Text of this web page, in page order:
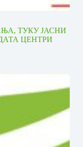
ТУКУ ЈАСНИ
ЦЕНТРИ